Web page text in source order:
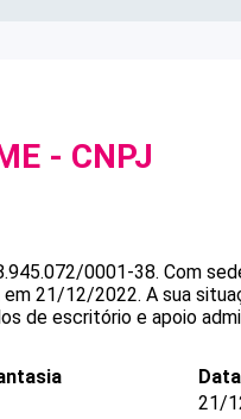
- CNPJ
0001-38. Com
em 21/12/2022. A sua
de escritório e apoio
21/